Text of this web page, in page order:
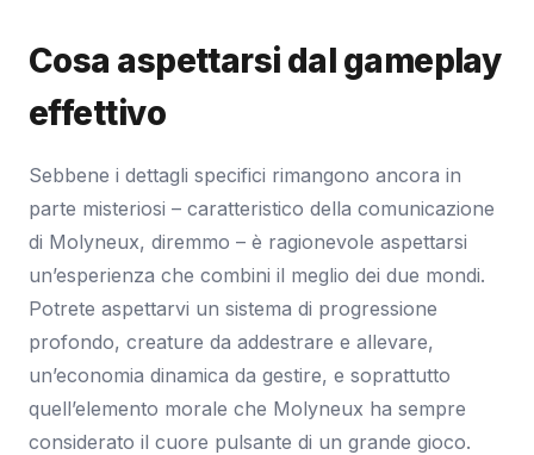
Cosa aspettarsi dal gameplay
effettivo
Sebbene i dettagli specifici rimangono ancora in
parte misteriosi – caratteristico della comunicazione
di Molyneux, diremmo – è ragionevole aspettarsi
un’esperienza che combini il meglio dei due mondi.
Potrete aspettarvi un sistema di progressione
profondo, creature da addestrare e allevare,
un’economia dinamica da gestire, e soprattutto
quell’elemento morale che Molyneux ha sempre
considerato il cuore pulsante di un grande gioco.